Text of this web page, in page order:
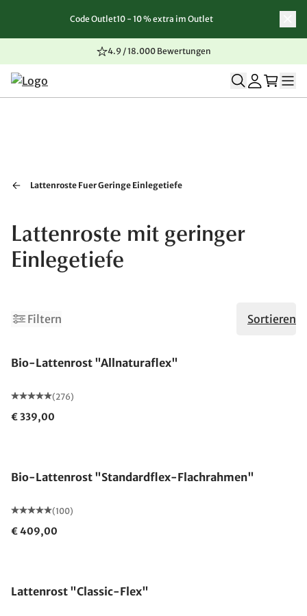
Zum Inhalt springen
Zur Navigation springen
Zum Seitenende springen
Code Outlet10 - 10 % extra im Outlet
4.9 / 18.000 Bewertungen
Lattenroste Fuer Geringe Einlegetiefe
Lattenroste mit geringer
Einlegetiefe
Filtern Sortieren
Bio-Lattenrost "Allnaturaflex"
(276)
€ 339,00
Bio-Lattenrost "Standardflex-Flachrahmen"
(100)
€ 409,00
Lattenrost "Classic-Flex"